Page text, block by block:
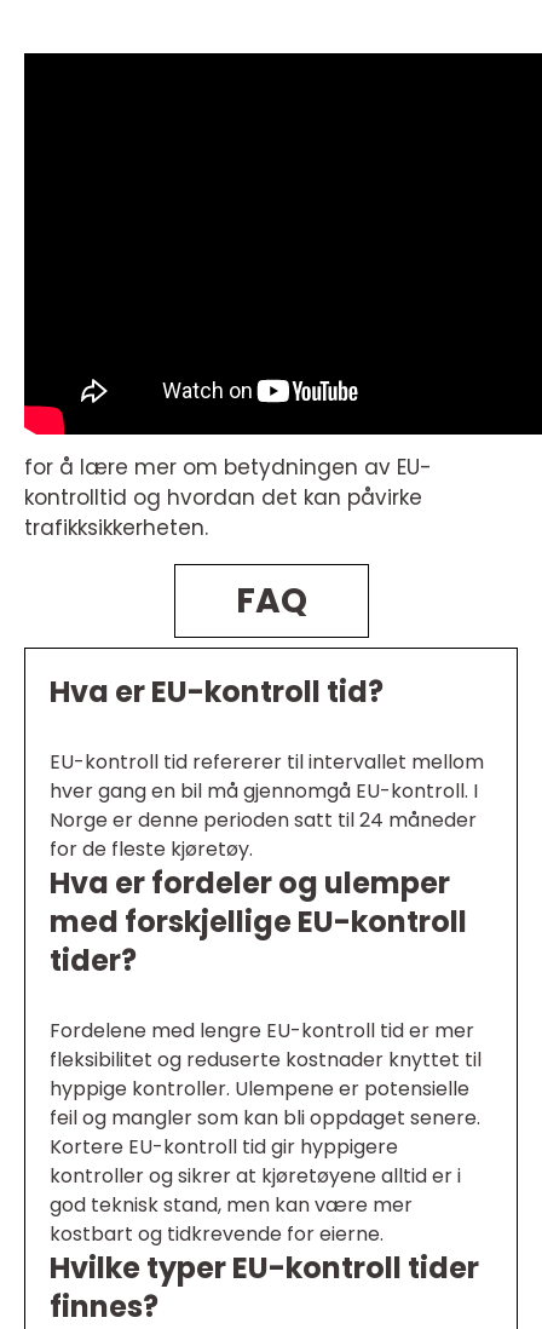
for å lære mer om betydningen av EU-
kontrolltid og hvordan det kan påvirke
trafikksikkerheten.
FAQ
Hva er EU-kontroll tid?
EU-kontroll tid refererer til intervallet mellom
hver gang en bil må gjennomgå EU-kontroll. I
Norge er denne perioden satt til 24 måneder
for de fleste kjøretøy.
Hva er fordeler og ulemper
med forskjellige EU-kontroll
tider?
Fordelene med lengre EU-kontroll tid er mer
fleksibilitet og reduserte kostnader knyttet til
hyppige kontroller. Ulempene er potensielle
feil og mangler som kan bli oppdaget senere.
Kortere EU-kontroll tid gir hyppigere
kontroller og sikrer at kjøretøyene alltid er i
god teknisk stand, men kan være mer
kostbart og tidkrevende for eierne.
Hvilke typer EU-kontroll tider
finnes?